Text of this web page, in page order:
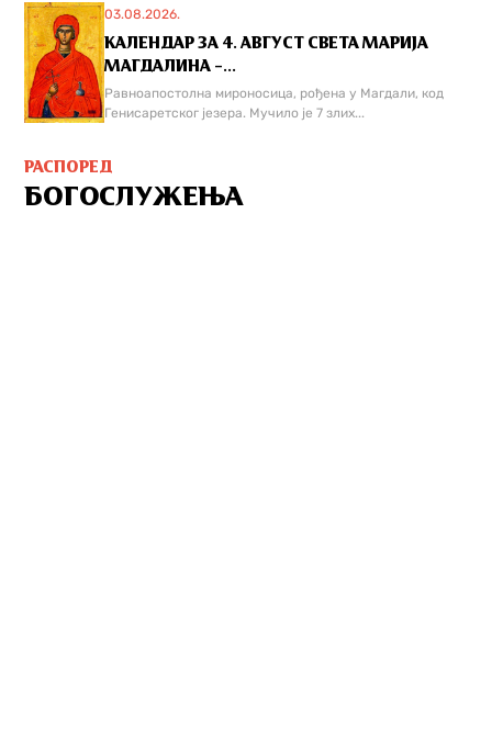
03.08.2026.
КАЛЕНДАР ЗА 4. АВГУСТ СВЕТА МАРИЈА
МАГДАЛИНА –...
Равноапостолна мироносица, рођена у Магдали, код
Генисаретског језера. Мучилo је 7 злих...
РАСПОРЕД
БОГОСЛУЖЕЊА